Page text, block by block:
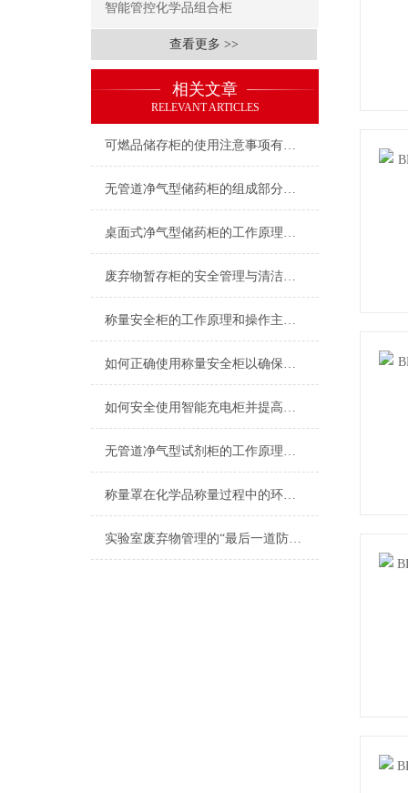
智能管控化学品组合柜
查看更多 >>
相关文章
RELEVANT ARTICLES
可燃品储存柜的使用注意事项有哪些？
无管道净气型储药柜的组成部分主要分为这几个
桌面式净气型储药柜的工作原理及工作的过程
废弃物暂存柜的安全管理与清洁方法
称量安全柜的工作原理和操作主要注意事项
如何正确使用称量安全柜以确保操作安全？
如何安全使用智能充电柜并提高其效率？
无管道净气型试剂柜的工作原理及动作过程分析
称量罩在化学品称量过程中的环保优势与措施
实验室废弃物管理的“最后一道防线”：为什么你需要一座户外危废暂存柜？